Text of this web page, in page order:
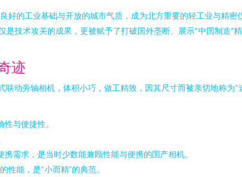
好的工业基础与开放的城市气质，成为北方重要的轻工业与精
技术攻关的成果，更被赋予了打破国外垄断、展示“中国制造”
迹
动旁轴相机，体积小巧，做工精致，因其尺寸而被亲切地称为
与便捷性。
需求，是当时少数能兼顾性能与便携的国产相机。
能，是“小而精”的典范。